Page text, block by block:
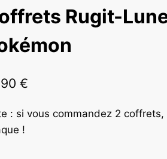
Rugit-
€
: si vous commandez 2
!